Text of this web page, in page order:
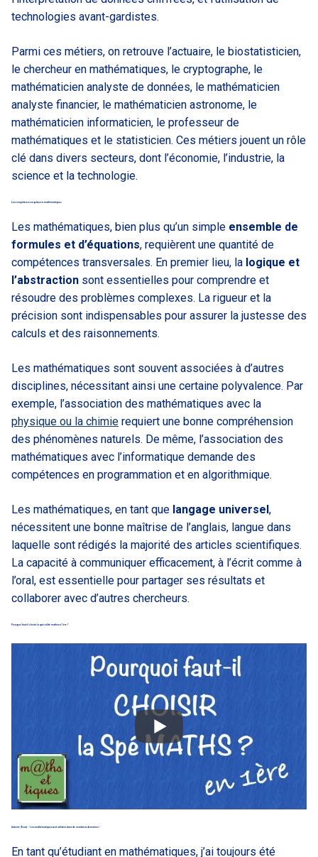
technologies avant-gardistes.
Parmi ces métiers, on retrouve l’actuaire, le biostatisticien,
le chercheur en mathématiques, le cryptographe, le
mathématicien analyste de données, le mathématicien
analyste financier, le mathématicien astronome, le
mathématicien informaticien, le professeur de
mathématiques et le statisticien. Ces métiers jouent un rôle
clé dans divers secteurs, dont l’économie, l’industrie, la
science et la technologie.
Les compétences requises en mathématiques
Les mathématiques, bien plus qu’un simple ensemble de
formules et d’équations, requièrent une quantité de
compétences transversales. En premier lieu, la logique et
l’abstraction sont essentielles pour comprendre et
résoudre des problèmes complexes. La rigueur et la
précision sont indispensables pour assurer la justesse des
calculs et des raisonnements.
Les mathématiques sont souvent associées à d’autres
disciplines, nécessitant ainsi une certaine polyvalence. Par
exemple, l’association des mathématiques avec la
physique ou la chimie requiert une bonne compréhension
des phénomènes naturels. De même, l’association des
mathématiques avec l’informatique demande des
compétences en programmation et en algorithmique.
Les mathématiques, en tant que langage universel,
nécessitent une bonne maîtrise de l’anglais, langue dans
laquelle sont rédigés la majorité des articles scientifiques.
La capacité à communiquer efficacement, à l’écrit comme à
l’oral, est essentielle pour partager ses résultats et
collaborer avec d’autres chercheurs.
Pourquoi faut-il choisir la spécialité maths en 1ère ?
Antoine (Tours) : « Les mathématiques sont utilisées dans de nombreux domaines »
En tant qu’étudiant en mathématiques, j’ai toujours été